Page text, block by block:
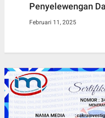
Penyelewengan
Februari 11, 2025